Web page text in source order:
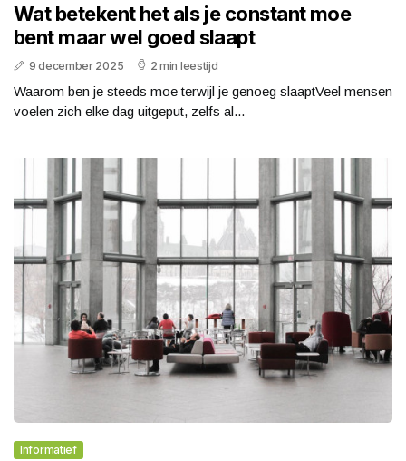
Wat betekent het als je constant moe
bent maar wel goed slaapt
9 december 2025 2 min leestijd
Waarom ben je steeds moe terwijl je genoeg slaaptVeel mensen
voelen zich elke dag uitgeput, zelfs al...
Informatief